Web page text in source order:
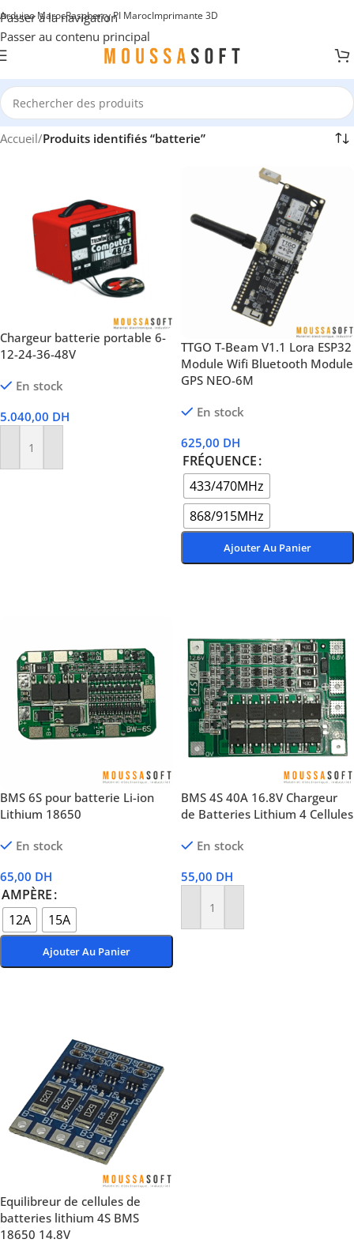
Passer à la navigation
Passer au contenu principal
Arduino MarocRaspberry PI MarocImprimante 3D
Accueil/Produits identifiés “batterie”
Chargeur batterie portable 6-
12-24-36-48V
En stock
5.040,00 DH
Ajouter Au Panier
TTGO T-Beam V1.1 Lora ESP32
Module Wifi Bluetooth Module
GPS NEO-6M
En stock
625,00 DH
FRÉQUENCE
433/470MHz
868/915MHz
Ajouter Au Panier
BMS 6S pour batterie Li-ion
Lithium 18650
En stock
65,00 DH
AMPÈRE
12A
15A
Ajouter Au Panier
BMS 4S 40A 16.8V Chargeur
de Batteries Lithium 4 Cellules
En stock
55,00 DH
Ajouter Au Panier
Equilibreur de cellules de
batteries lithium 4S BMS
18650 14.8V